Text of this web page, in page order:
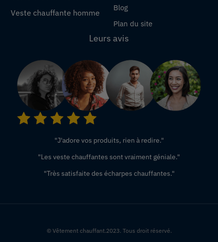
Veste chauffante homme
Blog
Plan du site
Leurs avis
"J'adore vos produits, rien à redire."
"Les veste chauffantes sont vraiment géniale."
"Très satisfaite des écharpes chauffantes."
© Vêtement chauffant.2023. Tous droit réservé.